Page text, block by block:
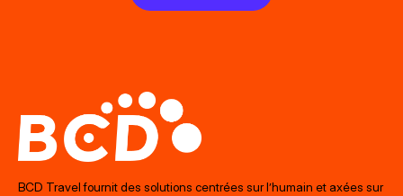
BCD Travel fournit des solutions centrées sur l’humain et axées sur